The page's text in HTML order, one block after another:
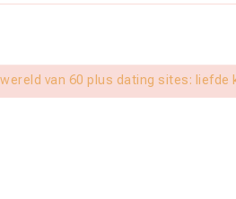
van 60 plus dating sites: